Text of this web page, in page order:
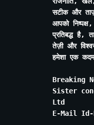
सटीक और
आपको
प्रतिबद्ध है,
तेज़ी और
हमेशा एक
Breaking
Sister
Ltd
E-Mail Id-